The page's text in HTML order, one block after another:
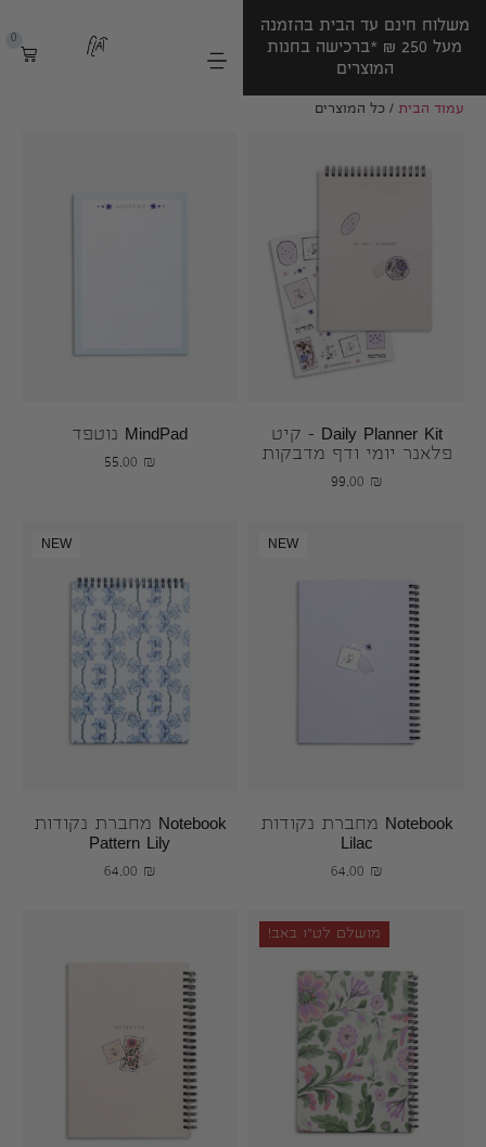
משלוח חינם עד הבית בהזמנה
מעל 250 ‏₪ *ברכישה בחנות
המוצרים
בהרשמה לניוזלטר שלנו (:
0
עמוד הבית / כל המוצרים
Daily Planner Kit – קיט
פלאנר יומי ודף מדבקות
99.00 ₪
MindPad נוטפד
55.00 ₪
NEW
Notebook מחברת נקודות
Lilac
64.00 ₪
NEW
Notebook מחברת נקודות
Pattern Lily
64.00 ₪
מושלם לט״ו באב!